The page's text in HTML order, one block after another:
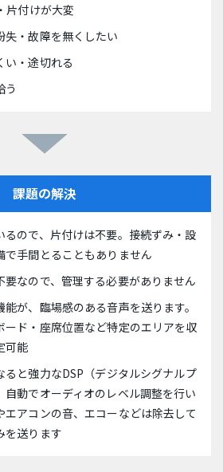
片付けが大変
失・故障を無くしたい
い・途切れる
う
課題の解決
るので、片付けは不要。接続ずみ・設
で手間とることもありません
要なので、管理する必要がありません
が、臨場感のある音声を送ります。
ード・座席位置など特定のエリアを収
可能
ると強力なDSP（デジタルシグナルプ
自動でオーディオのレベル調整を行い
エアコンの音、エコーなどは除去して
を送ります